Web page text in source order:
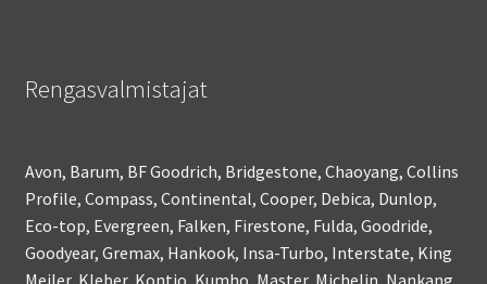
Rengasvalmistajat
Avon, Barum, BF Goodrich, Bridgestone, Chaoyang, Collins
Profile, Compass, Continental, Cooper, Debica, Dunlop,
Eco-top, Evergreen, Falken, Firestone, Fulda, Goodride,
Goodyear, Gremax, Hankook, Insa-Turbo, Interstate, King
Meiler, Kleber, Kontio, Kumho, Master, Michelin, Nankang,